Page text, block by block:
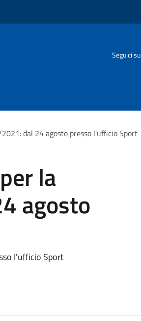
Seguici su
dal 24 agosto presso l'ufficio Sport
la
agosto
l'ufficio Sport